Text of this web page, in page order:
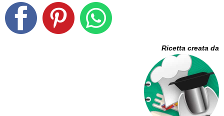
Ricetta creata da